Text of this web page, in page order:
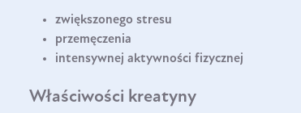
zwiększonego stresu
przemęczenia
intensywnej aktywności fizycznej
Właściwości kreatyny